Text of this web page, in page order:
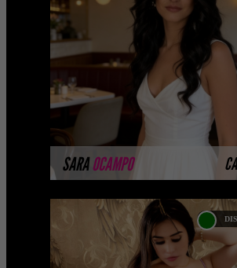
SARAOCAMPO
Platinum Esta modelo pertenece a
nuestro Catálogo Privado
Selección privada de modelos
nivel de belleza y perform ...
MÁS INFORMACIÓN
YULIANA GAVIRIA